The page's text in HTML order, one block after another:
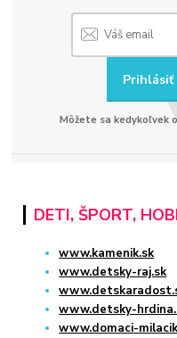
Prihlásiť
Môžete sa kedykoľvek
DETI, ŠPORT,
www.kamenik.sk
www.detsky-raj.sk
www.detsky-
www.domaci-